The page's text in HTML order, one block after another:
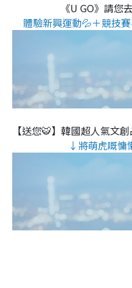
《U GO》請您
體驗新興運動💦＋競技
【送您🐯】韓國超人氣文
↓將萌虎嘅慵